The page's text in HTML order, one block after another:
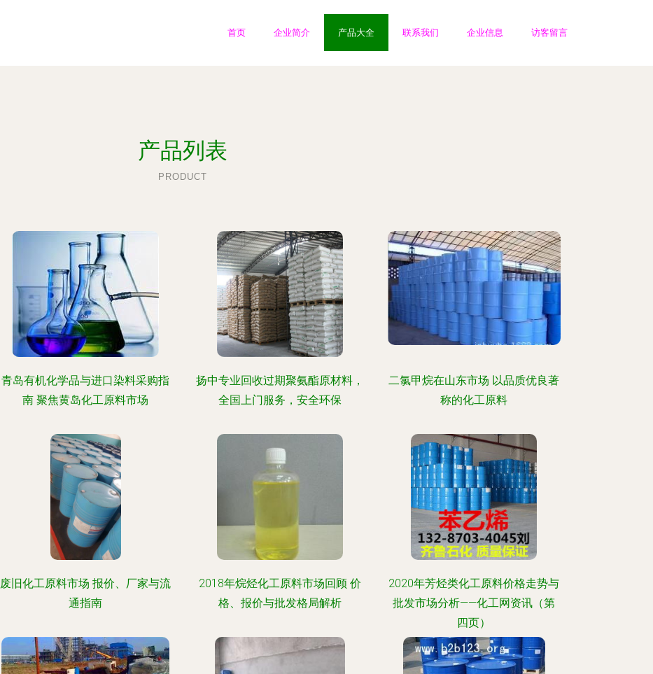
首页 企业简介 产品大全 联系我们 企业信息 访客留言
产品列表
PRODUCT
青岛有机化学品与进口染料采购指
南 聚焦黄岛化工原料市场
扬中专业回收过期聚氨酯原材料，
全国上门服务，安全环保
二氯甲烷在山东市场 以品质优良著
称的化工原料
废旧化工原料市场 报价、厂家与流
通指南
2018年烷烃化工原料市场回顾 价
格、报价与批发格局解析
2020年芳烃类化工原料价格走势与
批发市场分析——化工网资讯（第
四页）